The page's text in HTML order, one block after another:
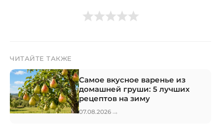
ЧИТАЙТЕ ТАКЖЕ
Самое вкусное варенье из
домашней груши: 5 лучших
рецептов на зиму
07.08.2026 →